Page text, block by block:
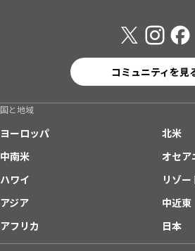
コミュニティを見
国と地域
ヨーロッパ
北米
中南米
オセア
ハワイ
リゾー
アジア
中近東
アフリカ
日本